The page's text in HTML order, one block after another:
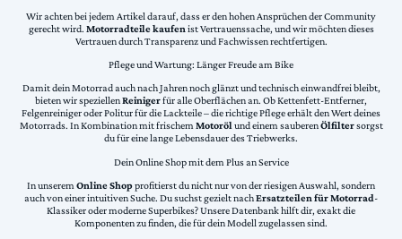
Wir achten bei jedem Artikel darauf, dass er den hohen Ansprüchen der Community
gerecht wird. Motorradteile kaufen ist Vertrauenssache, und wir möchten dieses
Vertrauen durch Transparenz und Fachwissen rechtfertigen.
Pflege und Wartung: Länger Freude am Bike
Damit dein Motorrad auch nach Jahren noch glänzt und technisch einwandfrei bleibt,
bieten wir speziellenReinigerfür alle Oberflächen an. Ob Kettenfett-Entferner,
Felgenreiniger oder Politur für die Lackteile – die richtige Pflege erhält den Wert deines
Motorrads. In Kombination mit frischemMotorölund einem sauberenÖlfiltersorgst
du für eine lange Lebensdauer des Triebwerks.
Dein Online Shop mit dem Plus an Service
In unserem Online Shopprofitierst du nicht nur von der riesigen Auswahl, sondern
auch von einer intuitiven Suche. Du suchst gezielt nachErsatzteilen für Motorrad-
Klassiker oder moderne Superbikes? Unsere Datenbank hilft dir, exakt die
Komponenten zu finden, die für dein Modell zugelassen sind.